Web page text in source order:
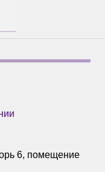
6, помещение